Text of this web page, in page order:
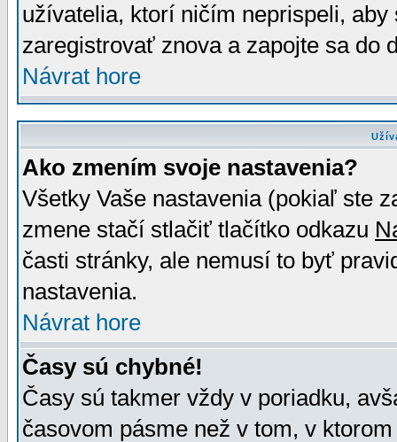
užívatelia, ktorí ničím neprispeli,
zaregistrovať znova a zapojte sa do
Návrat hore
Ako zmením svoje nastavenia?
Všetky Vaše nastavenia (pokiaľ ste
zmene stačí stlačiť tlačítko odkazu
časti stránky, ale nemusí to byť
nastavenia.
Návrat hore
Časy sú chybné!
Časy sú takmer vždy v poriadku,
časovom pásme než v tom, v